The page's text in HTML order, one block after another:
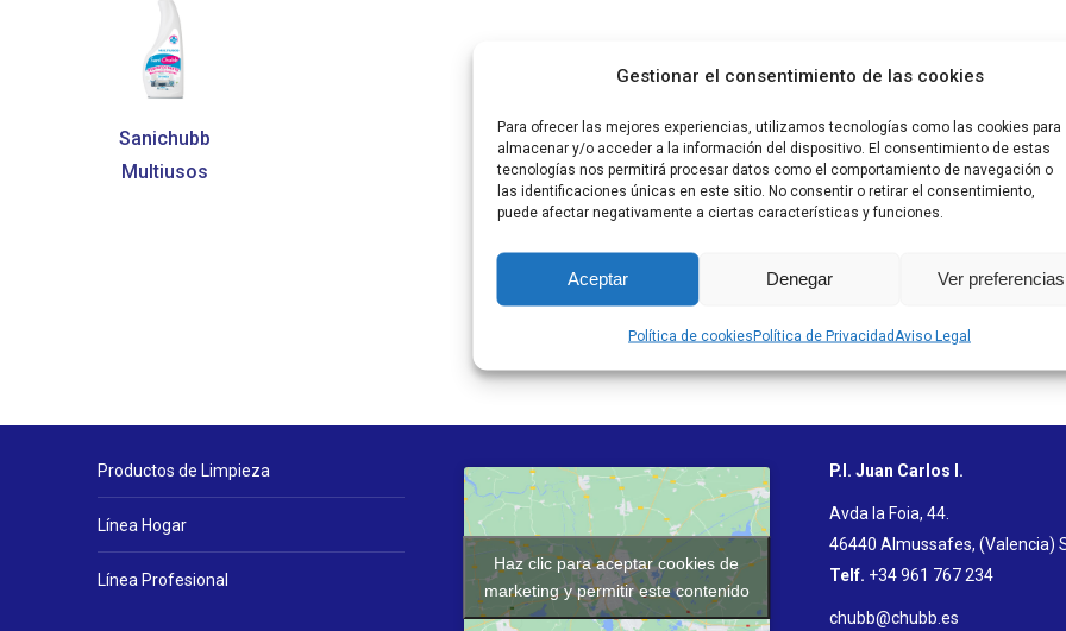
Gestionar el consentimiento de las cookies
Para ofrecer las mejores experiencias, utilizamos tecnologías como las cookies para
almacenar y/o acceder a la información del dispositivo. El consentimiento de estas
tecnologías nos permitirá procesar datos como el comportamiento de navegación o
las identificaciones únicas en este sitio. No consentir o retirar el consentimiento,
puede afectar negativamente a ciertas características y funciones.
Aceptar Denegar Ver preferencias
Política de cookiesPolítica de Privacidad Aviso Legal
Sanichubb
Multiusos
Productos de Limpieza
Línea Hogar
Línea Profesional
Haz clic para aceptar cookies de
marketing y permitir este contenido
P.I. Juan Carlos I.
Avda la Foia, 44.
46440 Almussafes, (Valencia)
Telf. +34 961 767 234
chubb@chubb.es